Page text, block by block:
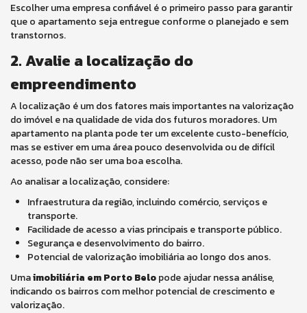
Escolher uma empresa confiável é o primeiro passo para garantir
que o apartamento seja entregue conforme o planejado e sem
transtornos.
2. Avalie a localização do
empreendimento
A localização é um dos fatores mais importantes na valorização
do imóvel e na qualidade de vida dos futuros moradores. Um
apartamento na planta pode ter um excelente custo-benefício,
mas se estiver em uma área pouco desenvolvida ou de difícil
acesso, pode não ser uma boa escolha.
Ao analisar a localização, considere:
Infraestrutura da região, incluindo comércio, serviços e
transporte.
Facilidade de acesso a vias principais e transporte público.
Segurança e desenvolvimento do bairro.
Potencial de valorização imobiliária ao longo dos anos.
Umaimobiliária em Porto Belopode ajudar nessa análise,
indicando os bairros com melhor potencial de crescimento e
valorização.